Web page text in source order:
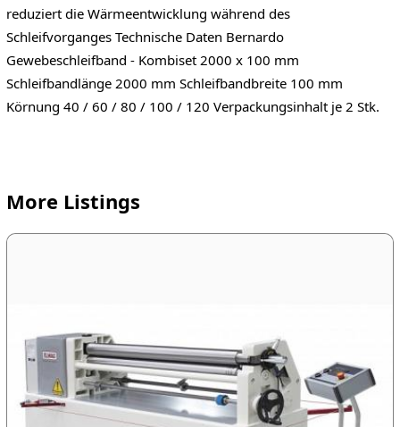
reduziert die Wärmeentwicklung während des
Schleifvorganges Technische Daten Bernardo
Gewebeschleifband - Kombiset 2000 x 100 mm
Schleifbandlänge 2000 mm Schleifbandbreite 100 mm
Körnung 40 / 60 / 80 / 100 / 120 Verpackungsinhalt je 2 Stk.
More Listings